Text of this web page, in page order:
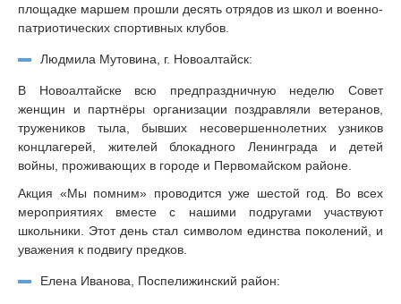
площадке маршем прошли десять отрядов из школ и военно-
патриотических спортивных клубов.
Людмила Мутовина, г. Новоалтайск:
В Новоалтайске всю предпраздничную неделю Совет
женщин и партнёры организации поздравляли ветеранов,
тружеников тыла, бывших несовершеннолетних узников
концлагерей, жителей блокадного Ленинграда и детей
войны, проживающих в городе и Первомайском районе.
Акция «Мы помним» проводится уже шестой год. Во всех
мероприятиях вместе с нашими подругами участвуют
школьники. Этот день стал символом единства поколений, и
уважения к подвигу предков.
Елена Иванова, Поспелижинский район: